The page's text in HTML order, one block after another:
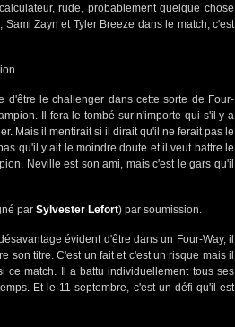
rude, probablement quelque chose
Zayn et Tyler Breeze dans le match, c'est
d'être le challenger dans cette sorte de Four-
Il fera le tombé sur n'importe qui s'il y a
Mais il mentirait si il dirait qu'il ne ferait pas le
qu'il y ait le moindre doute et il veut battre le
Neville est son ami, mais c'est le gars qu'il
par Sylvester Lefort) par soumission.
évident d'être dans un Four-Way, il
son titre. C'est un fait et c'est un risque mais il
ce match. Il a battu individuellement tous ses
Et le 11 septembre, c'est un défi qu'il est